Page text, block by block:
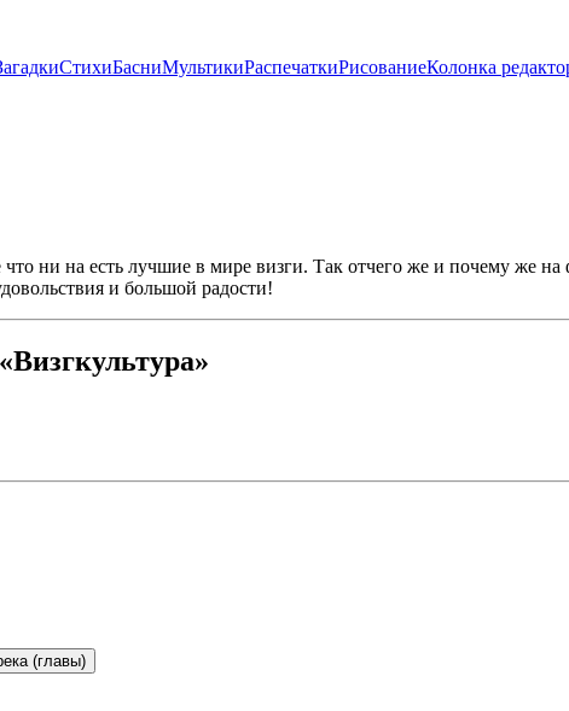
СтихиБасниМультикиРаспечаткиРисованиеКолонка
ни на есть лучшие в мире визги. Так отчего же и почему же на
и большой радости!
(главы)